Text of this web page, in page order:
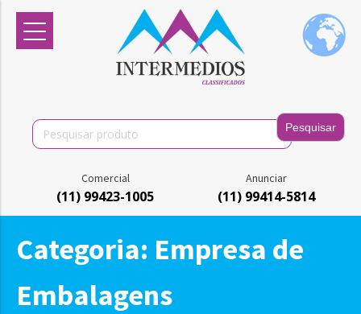
Search
for:
Comercial
(11) 99423-1005
Anunciar
(11) 99414-5814
Categoria: Empresa de
Embalagens